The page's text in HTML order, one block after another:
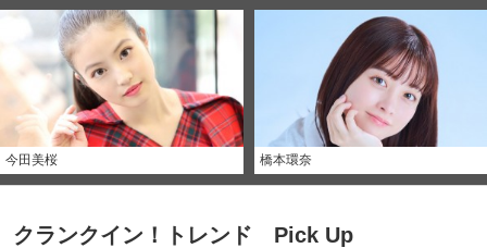
今田美桜 橋本環奈
クランクイン！トレンド Pick Up